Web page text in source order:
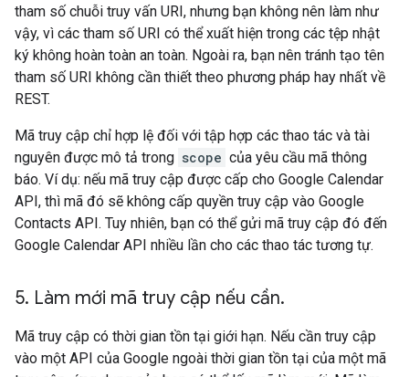
tham số chuỗi truy vấn URI, nhưng bạn không nên làm như
vậy, vì các tham số URI có thể xuất hiện trong các tệp nhật
ký không hoàn toàn an toàn. Ngoài ra, bạn nên tránh tạo tên
tham số URI không cần thiết theo phương pháp hay nhất về
REST.
Mã truy cập chỉ hợp lệ đối với tập hợp các thao tác và tài
nguyên được mô tả trong scope của yêu cầu mã thông
báo. Ví dụ: nếu mã truy cập được cấp cho Google Calendar
API, thì mã đó sẽ không cấp quyền truy cập vào Google
Contacts API. Tuy nhiên, bạn có thể gửi mã truy cập đó đến
Google Calendar API nhiều lần cho các thao tác tương tự.
5. Làm mới mã truy cập nếu cần.
Mã truy cập có thời gian tồn tại giới hạn. Nếu cần truy cập
vào một API của Google ngoài thời gian tồn tại của một mã